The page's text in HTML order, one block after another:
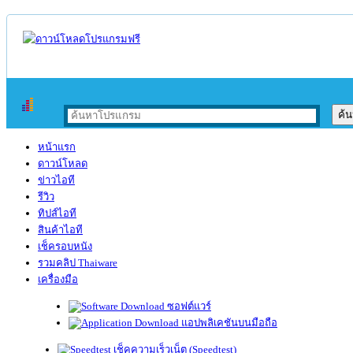
หน้าแรก
ดาวน์โหลด
ข่าวไอที
รีวิว
ทิปส์ไอที
สินค้าไอที
เช็ครอบหนัง
รวมคลิป Thaiware
เครื่องมือ
ซอฟต์แวร์
แอปพลิเคชันบนมือถือ
เช็คความเร็วเน็ต (Speedtest)